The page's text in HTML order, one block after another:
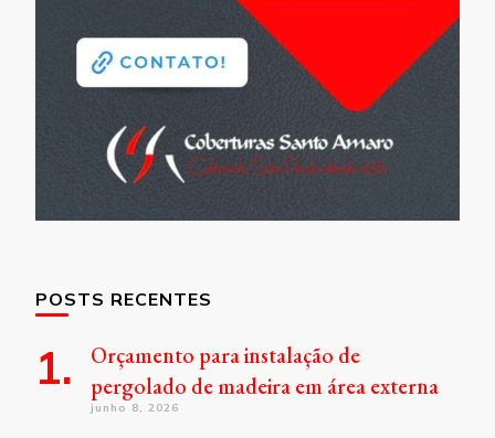
POSTS RECENTES
Orçamento para instalação de
pergolado de madeira em área externa
junho 8, 2026